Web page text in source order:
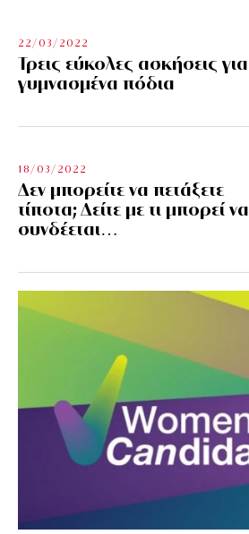
22/03/2022
Τρεις εύκολες ασκήσεις για
γυμνασμένα πόδια
18/03/2022
Δεν μπορείτε να πετάξετε
τίποτα; Δείτε με τι μπορεί να
συνδέεται…